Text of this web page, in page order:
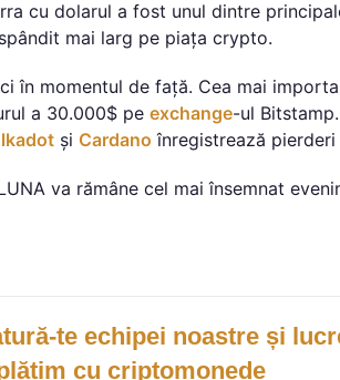
cu dolarul a fost unul dintre
mai larg pe piața crypto.
în momentul de față. Cea mai
a 30.000$ pe exchange-ul
și Cardano înregistrează
va rămâne cel mai însemnat
te echipei noastre și
cu criptomonede